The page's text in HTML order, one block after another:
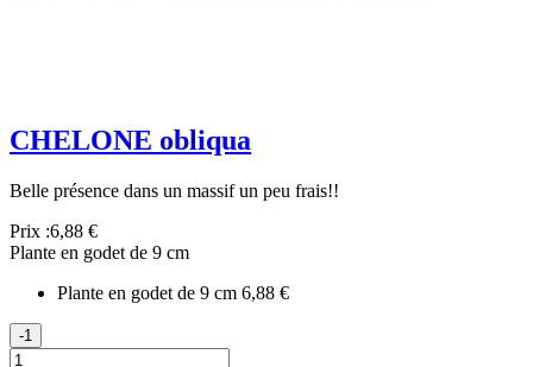
CHELONE obliqua
Belle présence dans un massif un peu frais!!
Prix :6,88 €
Plante en godet de 9 cm
Plante en godet de 9 cm 6,88 €
-1